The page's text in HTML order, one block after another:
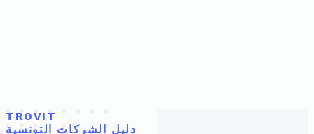
TROVIT
دليل الشركات التونسية